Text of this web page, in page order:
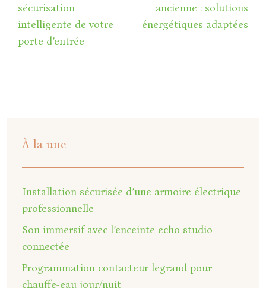
sécurisation
intelligente de votre
porte d’entrée
ancienne : solutions
énergétiques adaptées
À la une
Installation sécurisée d’une armoire électrique
professionnelle
Son immersif avec l’enceinte echo studio
connectée
Programmation contacteur legrand pour
chauffe-eau jour/nuit